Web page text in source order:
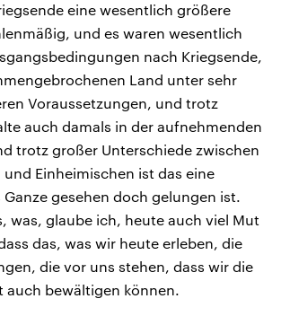
eine wesentlich größere
und es waren wesentlich
nach Kriegsende,
Land unter sehr
Voraussetzungen, und trotz
auch damals in der aufnehmenden
trotz großer Unterschiede zwischen
Einheimischen ist das eine
Ganze gesehen doch gelungen ist.
was, glaube ich, heute auch viel Mut
das, was wir heute erleben, die
die vor uns stehen, dass wir die
auch bewältigen können.